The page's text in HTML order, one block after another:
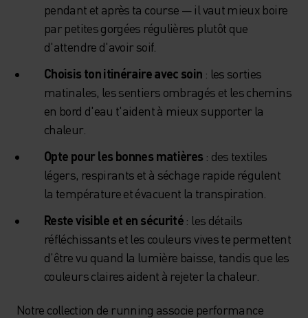
pendant et après ta course — il vaut mieux boire
par petites gorgées régulières plutôt que
d'attendre d'avoir soif.
Choisis ton itinéraire avec soin : les sorties
matinales, les sentiers ombragés et les chemins
en bord d'eau t'aident à mieux supporter la
chaleur.
Opte pour les bonnes matières : des textiles
légers, respirants et à séchage rapide régulent
la température et évacuent la transpiration.
Reste visible et en sécurité : les détails
réfléchissants et les couleurs vives te permettent
d'être vu quand la lumière baisse, tandis que les
couleurs claires aident à rejeter la chaleur.
Notre collection de running associe performance